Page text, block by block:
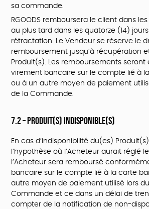
sa commande.
RGOODS remboursera le client dans
au plus tard dans les quatorze (14)
rétractation. Le Vendeur se réserve le
remboursement jusqu’à récupération
Produit(s). Les remboursements
virement bancaire sur le compte lié à
ou à un autre moyen de paiement
de la Commande.
7.2 – Produit(s) indisponible(s)
En cas d’indisponibilité du(es)
l’hypothèse où l’Acheteur aurait réglé
l’Acheteur sera remboursé
bancaire sur le compte lié à la carte
autre moyen de paiement utilisé lors
Commande et ce dans un délai de
compter de la notification de non-